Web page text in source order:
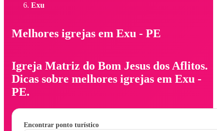
Exu
Melhores igrejas em Exu - PE
Igreja Matriz do Bom Jesus dos Aflitos.
Dicas sobre melhores igrejas em Exu -
PE.
Encontrar ponto turístico